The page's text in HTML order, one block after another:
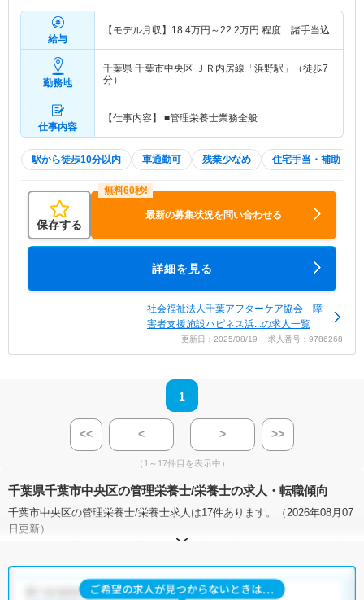
給与
【モデル月収】 18.4万円～22.2万円 程度 諸手当込
勤務地
千葉県 千葉市中央区 ＪＲ内房線「浜野駅」（徒歩7
分）
仕事内容
【仕事内容】 ■管理栄養士業務全般
駅から徒歩10分以内 車通勤可 残業少なめ 住宅手当・補助
保存する
最新の募集状況を問い合わせる
詳細を見る
社会福祉法人千葉アフターケア協会 障
害者支援施設ハピネス浜...の求人一覧
更新日：2025/08/19 求人番号：9786268
1
<< < > >>
（1～17件目を表示中）
千葉県千葉市中央区の管理栄養士/栄養士の求人・転職傾向
千葉市中央区の管理栄養士/栄養士求人は17件あります。（2026年08月07
日更新）
サイト上に掲載されている求人の他に、
う求人を提案させていただきます。